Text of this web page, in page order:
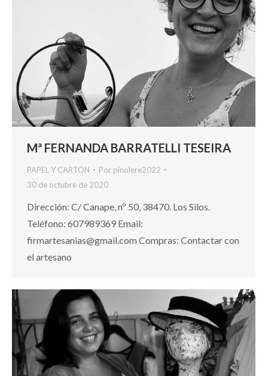
Mª FERNANDA BARRATELLI TESEIRA
PAPEL Y CARTÓN Por pinolere2022
30 de octubre de 2020
Dirección: C/ Canape, nº 50, 38470. Los Silos.
Teléfono: 607989369 Email:
firmartesanias@gmail.com Compras: Contactar con
el artesano